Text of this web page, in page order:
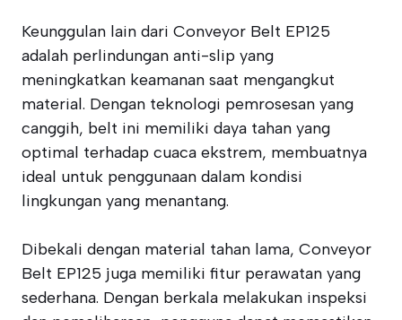
Keunggulan lain dari Conveyor Belt EP125
adalah perlindungan anti-slip yang
meningkatkan keamanan saat mengangkut
material. Dengan teknologi pemrosesan yang
canggih, belt ini memiliki daya tahan yang
optimal terhadap cuaca ekstrem, membuatnya
ideal untuk penggunaan dalam kondisi
lingkungan yang menantang.
Dibekali dengan material tahan lama, Conveyor
Belt EP125 juga memiliki fitur perawatan yang
sederhana. Dengan berkala melakukan inspeksi